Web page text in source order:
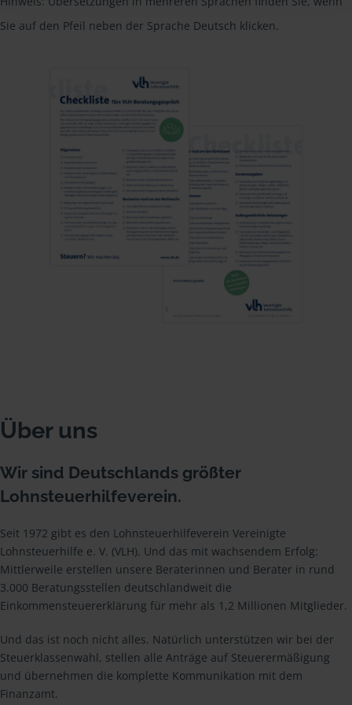
Sie auf den Pfeil neben der Sprache Deutsch klicken.
Über uns
Wir sind Deutschlands größter
Lohnsteuerhilfeverein.
Seit 1972 gibt es den Lohnsteuerhilfeverein Vereinigte
Lohnsteuerhilfe e. V. (VLH). Und das mit wachsendem Erfolg:
Mittlerweile erstellen unsere Beraterinnen und Berater in rund
3.000 Beratungsstellen deutschlandweit die
Einkommensteuererklärung für mehr als 1,2 Millionen Mitglieder.
Und das ist noch nicht alles. Natürlich unterstützen wir bei der
Steuerklassenwahl, stellen alle Anträge auf Steuerermäßigung
und übernehmen die komplette Kommunikation mit dem
Finanzamt.